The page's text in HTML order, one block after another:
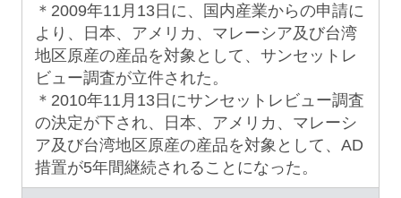
＊2009年11月13日に、国内産業からの申請に
より、日本、アメリカ、マレーシア及び台湾
地区原産の産品を対象として、サンセットレ
ビュー調査が立件された。
＊2010年11月13日にサンセットレビュー調査
の決定が下され、日本、アメリカ、マレーシ
ア及び台湾地区原産の産品を対象として、AD
措置が5年間継続されることになった。